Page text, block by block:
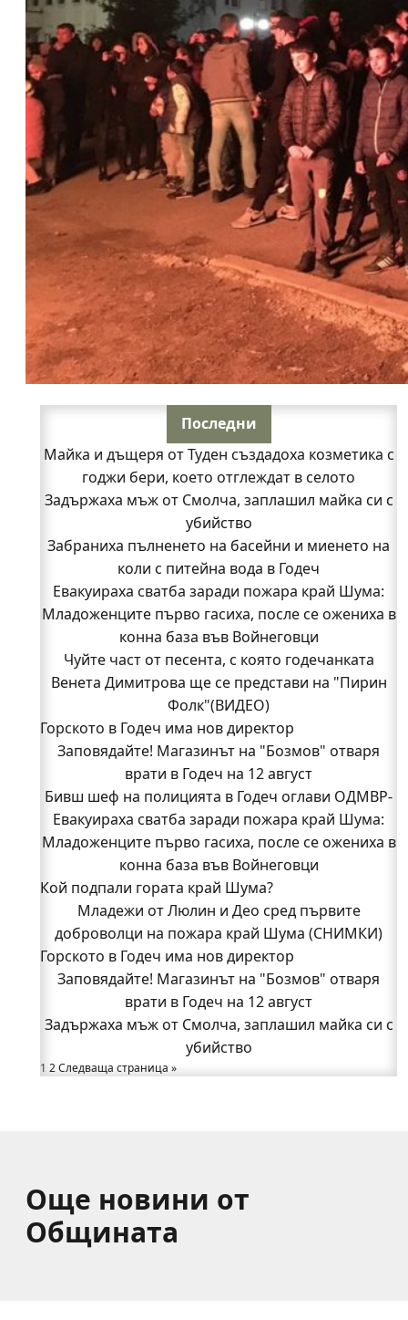
Последни
Майка и дъщеря от Туден създадоха козметика с
годжи бери, което отглеждат в селото
Задържаха мъж от Смолча, заплашил майка си с
убийство
Забраниха пълненето на басейни и миенето на
коли с питейна вода в Годеч
Евакуираха сватба заради пожара край Шума:
Младоженците първо гасиха, после се ожениха в
конна база във Войнеговци
Чуйте част от песента, с която годечанката
Венета Димитрова ще се представи на "Пирин
Фолк"(ВИДЕО)
Горското в Годеч има нов директор
Заповядайте! Магазинът на "Бозмов" отваря
врати в Годеч на 12 август
Бивш шеф на полицията в Годеч оглави ОДМВР-
Видин
Кой подпали гората край Шума?
Младежи от Люлин и Део сред първите
доброволци на пожара край Шума (СНИМКИ)
Началникът на пожарната в Годеч благодари
поименно на всички, които бяха рамо до рамо с
огнеборците!
150 декара гори, треви и храсти изгоряха край
Годеч, десетки доброволци се хвърлиха в
битката с огъня (СНИМКИ/ВИДЕО)
Полицията влиза в селата
Възможни са прекъсвания на тока утре в части
Евакуираха сватба заради пожара край Шума:
Младоженците първо гасиха, после се ожениха в
конна база във Войнеговци
Кой подпали гората край Шума?
Младежи от Люлин и Део сред първите
доброволци на пожара край Шума (СНИМКИ)
Горското в Годеч има нов директор
Заповядайте! Магазинът на "Бозмов" отваря
врати в Годеч на 12 август
Задържаха мъж от Смолча, заплашил майка си с
убийство
1 2Следваща страница »
Още новини от
Общината